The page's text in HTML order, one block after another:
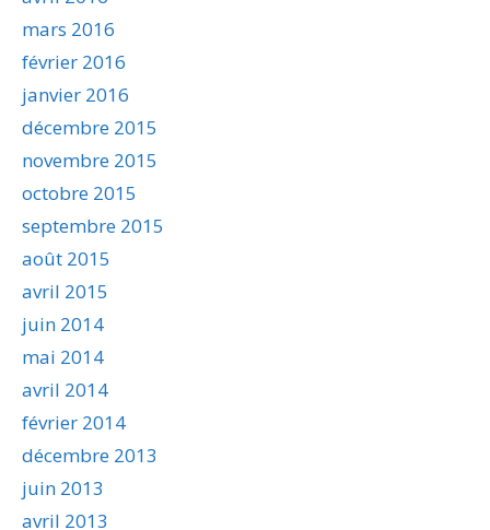
mars 2016
février 2016
janvier 2016
décembre 2015
novembre 2015
octobre 2015
septembre 2015
août 2015
avril 2015
juin 2014
mai 2014
avril 2014
février 2014
décembre 2013
juin 2013
avril 2013